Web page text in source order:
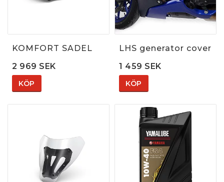
KOMFORT SADEL
2 969 SEK
KÖP
LHS generator cover
1 459 SEK
KÖP